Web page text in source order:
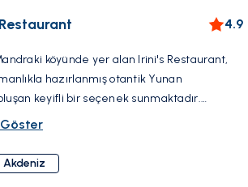
4.9
köyünde yer alan Irini's Restaurant,
hazırlanmış otantik Yunan
keyifli bir seçenek sunmaktadır.
leziz deniz mahsullerine, canlı
malzemeler kullanılarak sevgiyle hazırlanır.
yer alan müşteriler, yemyeşil
Akdeniz